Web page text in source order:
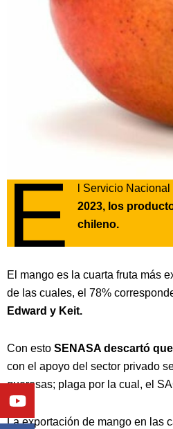
E l Servicio
2023, los
chileno.
El mango es la cuarta fruta más
de las cuales, el 78%
Edward y Keit.
Con esto SENASA descartó
con el apoyo del sector privado
queresas; plaga por la cual, el
La exportación de mango en las
Youtube
Facebook
Twitter
Linkedin
Instagram